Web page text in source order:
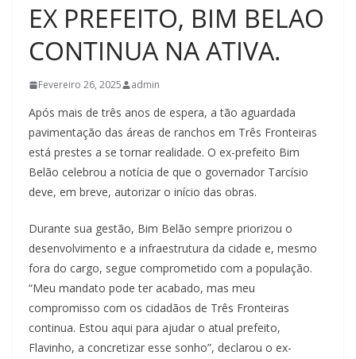
EX PREFEITO, BIM BELAO
CONTINUA NA ATIVA.
Fevereiro 26, 2025 admin
Após mais de três anos de espera, a tão aguardada
pavimentação das áreas de ranchos em Três Fronteiras
está prestes a se tornar realidade. O ex-prefeito Bim
Belão celebrou a notícia de que o governador Tarcísio
deve, em breve, autorizar o início das obras.
Durante sua gestão, Bim Belão sempre priorizou o
desenvolvimento e a infraestrutura da cidade e, mesmo
fora do cargo, segue comprometido com a população.
“Meu mandato pode ter acabado, mas meu
compromisso com os cidadãos de Três Fronteiras
continua. Estou aqui para ajudar o atual prefeito,
Flavinho, a concretizar esse sonho”, declarou o ex-